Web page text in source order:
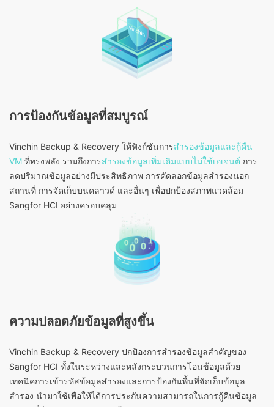
การป้องกันข้อมูลที่สมบูรณ์
Vinchin Backup & Recovery ให้ฟังก์ชันการสำรองข้อมูลและกู้คืน
VM ที่ทรงพลัง รวมถึงการสำรองข้อมูลเพิ่มเติมแบบไม่ใช้เอเจนต์ การ
ลดปริมาณข้อมูลอย่างมีประสิทธิภาพ การคัดลอกข้อมูลสำรองนอก
สถานที่ การจัดเก็บบนคลาวด์ และอื่นๆ เพื่อปกป้องสภาพแวดล้อม
Sangfor HCI อย่างครอบคลุม
ความปลอดภัยข้อมูลที่สูงขึ้น
Vinchin Backup & Recovery ปกป้องการสำรองข้อมูลสำคัญของ
Sangfor HCI ทั้งในระหว่างและหลังกระบวนการโอนข้อมูลด้วย
เทคนิคการเข้ารหัสข้อมูลสำรองและการป้องกันพื้นที่จัดเก็บข้อมูล
สำรอง นำมาใช้เพื่อให้ได้การประกันความสามารถในการกู้คืนข้อมูล